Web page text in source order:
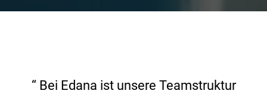
“ Bei Edana ist unsere Teamstruktur